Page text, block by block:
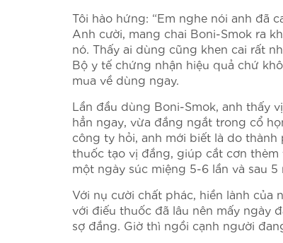
Tôi hào hứng: “Em nghe nói anh đã
Anh cười, mang chai Boni-Smok ra
nó. Thấy ai dùng cũng khen cai rất
Bộ y tế chứng nhận hiệu quả chứ
mua về dùng ngay.
Lần đầu dùng Boni-Smok, anh thấy
hẳn ngay, vừa đắng ngắt trong cổ
công ty hỏi, anh mới biết là do
thuốc tạo vị đắng, giúp cắt cơn thèm
một ngày súc miệng 5-6 lần và sau
Với nụ cười chất phác, hiền lành của
với điếu thuốc đã lâu nên mấy ngày
sợ đắng. Giờ thì ngồi cạnh người